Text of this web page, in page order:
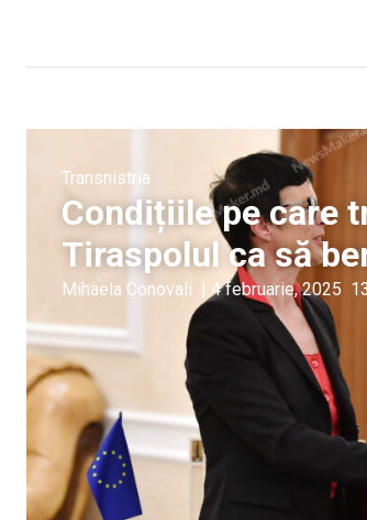
Transnistria
Condițiile pe care
Tiraspolul ca să
Mihaela Conovali | 4 februarie, 2025